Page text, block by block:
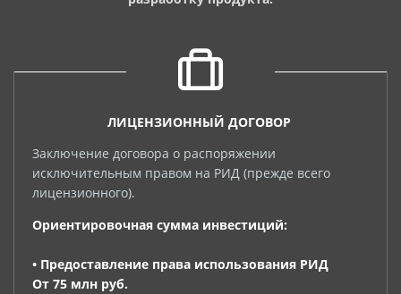
ЛИЦЕНЗИОННЫЙ ДОГОВОР
Заключение договора о распоряжении
исключительным правом на РИД (прежде всего
лицензионного).
Ориентировочная сумма инвестиций:
• Предоставление права использования РИД
От 75 млн руб.